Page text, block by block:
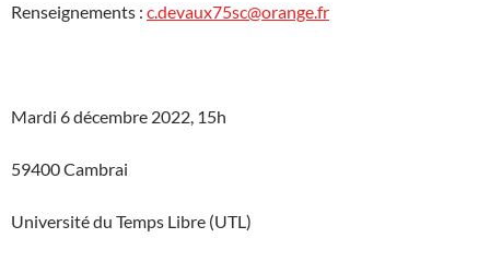
Renseignements : c.devaux75sc@orange.fr
Mardi 6 décembre 2022, 15h
59400 Cambrai
Université du Temps Libre (UTL)